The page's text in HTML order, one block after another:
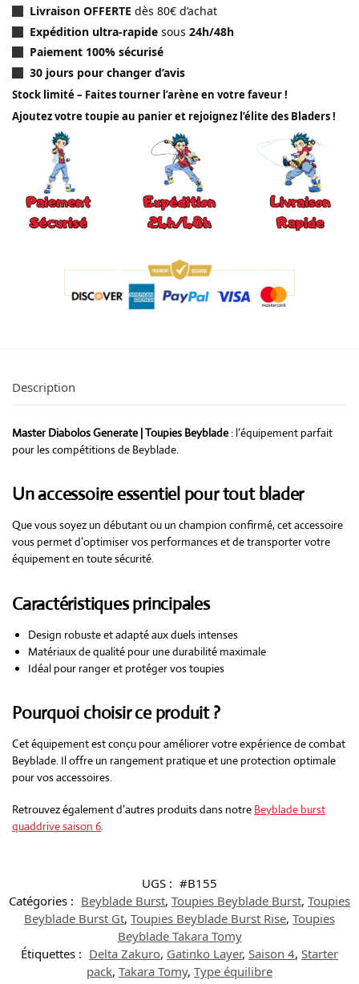
Livraison OFFERTE dès 80€ d’achat
Expédition ultra-rapide sous 24h/48h
Paiement 100% sécurisé
30 jours pour changer d’avis
Stock limité – Faites tourner l’arène en votre faveur !
Ajoutez votre toupie au panier et rejoignez l’élite des Bladers !
Description
Master Diabolos Generate | Toupies Beyblade : l’équipement parfait
pour les compétitions de Beyblade.
Un accessoire essentiel pour tout blader
Que vous soyez un débutant ou un champion confirmé, cet accessoire
vous permet d’optimiser vos performances et de transporter votre
équipement en toute sécurité.
Caractéristiques principales
Design robuste et adapté aux duels intenses
Matériaux de qualité pour une durabilité maximale
Idéal pour ranger et protéger vos toupies
Pourquoi choisir ce produit ?
Cet équipement est conçu pour améliorer votre expérience de combat
Beyblade. Il offre un rangement pratique et une protection optimale
pour vos accessoires.
Retrouvez également d’autres produits dans notre Beyblade burst
quaddrive saison 6.
UGS : #B155
Catégories : Beyblade Burst, Toupies Beyblade Burst, Toupies
Beyblade Burst Gt, Toupies Beyblade Burst Rise, Toupies
Beyblade Takara Tomy
Étiquettes : Delta Zakuro, Gatinko Layer, Saison 4, Starter
pack, Takara Tomy, Type équilibre